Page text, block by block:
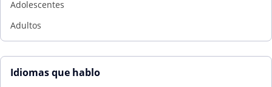
Adolescentes
Adultos
Idiomas que hablo